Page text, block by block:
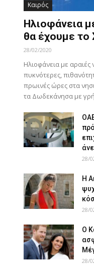
Καιρός
Ηλιοφάνεια
θα έχουμε το
28/02/2020
Ηλιοφάνεια με
πυκνότερες,
πρωινές ώρες στα
τα Δωδεκάνησα με
28/
Η
28/
Ο
28/